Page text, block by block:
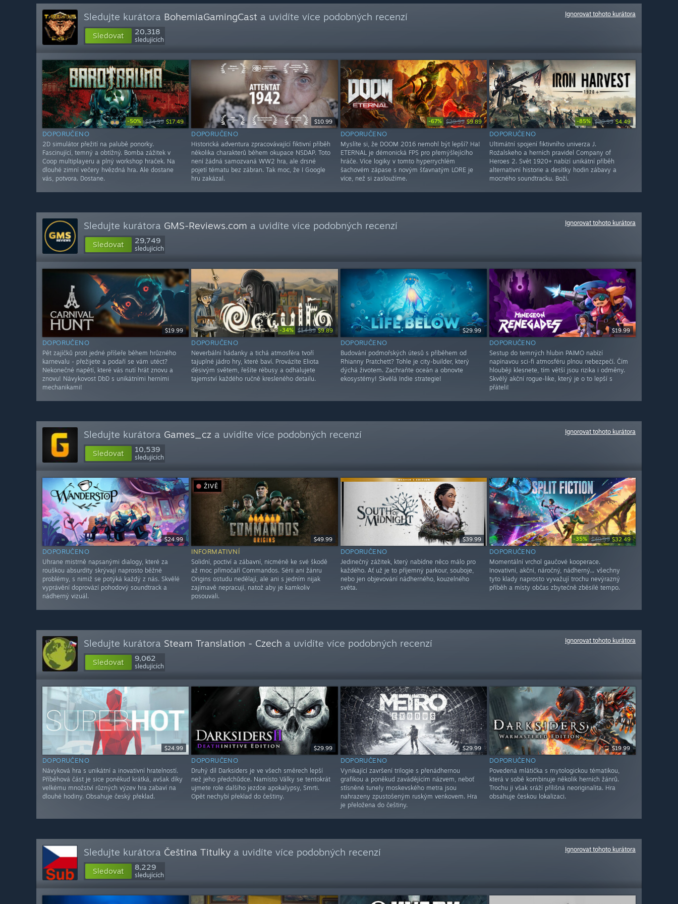
Sledujte kurátora BohemiaGamingCast a uvidíte více podobných recenzí
Sledovat 20,318
sledujících
Ignorovat tohoto kurátora
-50% $34.99 $17.49
DOPORUČENO
2D simulátor přežití na palubě ponorky.
Fascinující, temný a obtížný. Bomba zážitek v
Coop multiplayeru a plný workshop hraček. Na
dlouhé zimní večery hvězdná hra. Ale dostane
vás, potvora. Dostane.
$10.99
DOPORUČENO
Historická adventura zpracovávající fiktivní příběh
několika charakterů během okupace NSDAP. Toto
není žádná samozvaná WW2 hra, ale drsné
pojetí tématu bez zábran. Tak moc, že I Google
hru zakázal.
-67% $29.99 $9.89
DOPORUČENO
Myslíte si, že DOOM 2016 nemohl být lepší? Ha!
ETERNAL je démonická FPS pro přemýšlejícího
hráče. Více logiky v tomto hyperrychlém
šachovém zápase s novým šťavnatým LORE je
více, než si zasloužíme.
-85% $29.99 $4.49
DOPORUČENO
Ultimátní spojení fiktivního univerza J.
Roźalskeho a herních pravidel Company of
Heroes 2. Svět 1920+ nabízí unikátní příběh
alternativní historie a desítky hodin zábavy a
mocného soundtracku. Boží.
Sledujte kurátora GMS-Reviews.com a uvidíte více podobných recenzí
Sledovat 29,749
sledujících
Ignorovat tohoto kurátora
$19.99
DOPORUČENO
Pět zajíčků proti jedné příšeře během hrůzného
karnevalu - přežijete a podaří se vám utéct?
Nekonečné napětí, které vás nutí hrát znovu a
znovu! Návykovost DbD s unikátními herními
mechanikami!
-34% $14.99 $9.89
DOPORUČENO
Neverbální hádanky a tichá atmosféra tvoří
tajuplné jádro hry, které baví. Provázíte Eliota
děsivým světem, řešíte rébusy a odhalujete
tajemství každého ručně kresleného detailu.
$29.99
DOPORUČENO
Budování podmořských útesů s příběhem od
Rhianny Pratchett? Tohle je city-builder, který
dýchá životem. Zachraňte oceán a obnovte
ekosystémy! Skvělá Indie strategie!
$19.99
DOPORUČENO
Sestup do temných hlubin PAIMO nabízí
napínavou sci-fi atmosféru plnou nebezpečí. Čím
hlouběji klesnete, tím větší jsou rizika i odměny.
Skvělý akční rogue-like, který je o to lepší s
přáteli!
Sledujte kurátora Games_cz a uvidíte více podobných recenzí
Sledovat 10,539
sledujících
Ignorovat tohoto kurátora
$24.99
DOPORUČENO
Uhrane mistrně napsanými dialogy, které za
rouškou absurdity skrývají naprosto běžné
problémy, s nimiž se potýká každý z nás. Skvělé
vyprávění doprovází pohodový soundtrack a
nádherný vizuál.
ŽIVĚ
$49.99
INFORMATIVNÍ
Solidní, poctiví a zábavní, nicméně ke své škodě
až moc přímočaří Commandos. Sérii ani žánru
Origins ostudu nedělají, ale ani s jedním nijak
zajímavě nepracují, natož aby je kamkoliv
posouvali.
$39.99
DOPORUČENO
Jedinečný zážitek, který nabídne něco málo pro
každého. Ať už je to příjemný parkour, souboje,
nebo jen objevování nádherného, kouzelného
světa.
-35% $49.99 $32.49
DOPORUČENO
Momentální vrchol gaučové kooperace.
Inovativní, akční, náročný, nádherný… všechny
tyto klady naprosto vyvažují trochu nevýrazný
příběh a místy občas zbytečně zběsilé tempo.
Sledujte kurátora Steam Translation - Czech a uvidíte více podobných recenzí
Sledovat 9,062
sledujících
Ignorovat tohoto kurátora
$24.99
DOPORUČENO
Návyková hra s unikátní a inovativní hratelností.
Příběhová část je sice poněkud krátká, avšak díky
velkému množství různých výzev hra zabaví na
dlouhé hodiny. Obsahuje český překlad.
$29.99
DOPORUČENO
Druhý díl Darksiders je ve všech směrech lepší
než jeho předchůdce. Namísto Války se tentokrát
ujmete role dalšího jezdce apokalypsy, Smrti.
Opět nechybí překlad do češtiny.
$29.99
DOPORUČENO
Vynikající završení trilogie s přenádhernou
grafikou a poněkud zavádějícím názvem, neboť
stísněné tunely moskevského metra jsou
nahrazeny zpustošeným ruským venkovem. Hra
je přeložena do češtiny.
$19.99
DOPORUČENO
Povedená mlátička s mytologickou tématikou,
která v sobě kombinuje několik herních žánrů.
Trochu ji však sráží přílišná neoriginalita. Hra
obsahuje českou lokalizaci.
Sledujte kurátora Čeština Titulky a uvidíte více podobných recenzí
Sledovat 8,229
sledujících
Ignorovat tohoto kurátora